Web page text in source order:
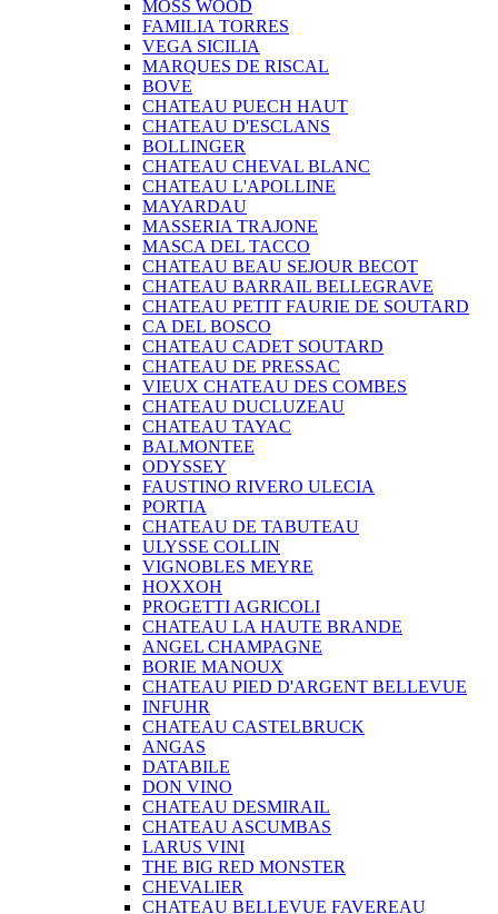
MOSS WOOD
FAMILIA TORRES
VEGA SICILIA
MARQUES DE RISCAL
BOVE
CHATEAU PUECH HAUT
CHATEAU D'ESCLANS
BOLLINGER
CHATEAU CHEVAL BLANC
CHATEAU L'APOLLINE
MAYARDAU
MASSERIA TRAJONE
MASCA DEL TACCO
CHATEAU BEAU SEJOUR BECOT
CHATEAU BARRAIL BELLEGRAVE
CHATEAU PETIT FAURIE DE SOUTARD
CA DEL BOSCO
CHATEAU CADET SOUTARD
CHATEAU DE PRESSAC
VIEUX CHATEAU DES COMBES
CHATEAU DUCLUZEAU
CHATEAU TAYAC
BALMONTEE
ODYSSEY
FAUSTINO RIVERO ULECIA
PORTIA
CHATEAU DE TABUTEAU
ULYSSE COLLIN
VIGNOBLES MEYRE
HOXXOH
PROGETTI AGRICOLI
CHATEAU LA HAUTE BRANDE
ANGEL CHAMPAGNE
BORIE MANOUX
CHATEAU PIED D'ARGENT BELLEVUE
INFUHR
CHATEAU CASTELBRUCK
ANGAS
DATABILE
DON VINO
CHATEAU DESMIRAIL
CHATEAU ASCUMBAS
LARUS VINI
THE BIG RED MONSTER
CHEVALIER
CHATEAU BELLEVUE FAVEREAU